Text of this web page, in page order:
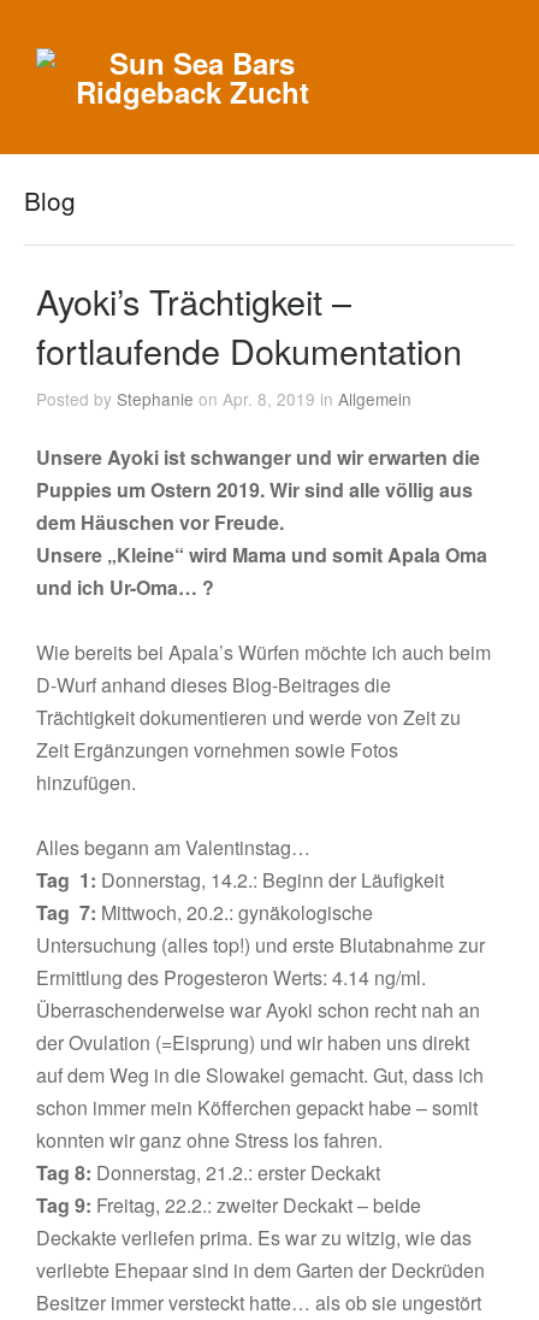
Blog
Ayoki’s Trächtigkeit –
fortlaufende Dokumentation
Posted byStephanie on Apr. 8, 2019 inAllgemein
Unsere Ayoki ist schwanger und wir erwarten die
Puppies um Ostern 2019. Wir sind alle völlig aus
dem Häuschen vor Freude.
Unsere „Kleine“ wird Mama und somit Apala Oma
und ich Ur-Oma… ?
Wie bereits bei Apala’s Würfen möchte ich auch beim
D-Wurf anhand dieses Blog-Beitrages die
Trächtigkeit dokumentieren und werde von Zeit zu
Zeit Ergänzungen vornehmen sowie Fotos
hinzufügen.
Alles begann am Valentinstag…
Tag 1: Donnerstag, 14.2.: Beginn der Läufigkeit
Tag 7: Mittwoch, 20.2.: gynäkologische
Untersuchung (alles top!) und erste Blutabnahme zur
Ermittlung des Progesteron Werts: 4.14 ng/ml.
Überraschenderweise war Ayoki schon recht nah an
der Ovulation (=Eisprung) und wir haben uns direkt
auf dem Weg in die Slowakei gemacht. Gut, dass ich
schon immer mein Köfferchen gepackt habe – somit
konnten wir ganz ohne Stress los fahren.
Tag 8: Donnerstag, 21.2.: erster Deckakt
Tag 9: Freitag, 22.2.: zweiter Deckakt – beide
Deckakte verliefen prima. Es war zu witzig, wie das
verliebte Ehepaar sind in dem Garten der Deckrüden
Besitzer immer versteckt hatte… als ob sie ungestört